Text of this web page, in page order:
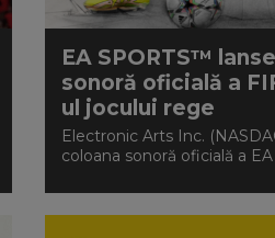
EA SPORTS™
sonoră oficială a
ul jocului rege
Electronic Arts Inc.
coloana sonoră oficială a EA